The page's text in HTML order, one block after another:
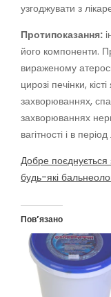
узгоджувати з
Протипоказання:
його компоненти.
вираженому
цирозі печінки,
захворюваннях,
захворюваннях
вагітності і в період
Добре
будь-які
Пов’язано